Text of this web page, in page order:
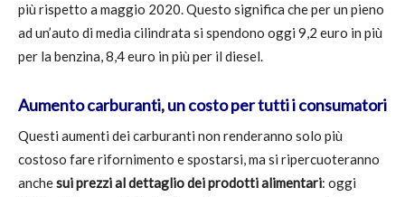
più rispetto a maggio 2020. Questo significa che per un pieno
ad un’auto di media cilindrata si spendono oggi 9,2 euro in più
per la benzina, 8,4 euro in più per il diesel.
Aumento carburanti, un costo per tutti i consumatori
Questi aumenti dei carburanti non renderanno solo più
costoso fare rifornimento e spostarsi, ma si ripercuoteranno
anchesui prezzi al dettaglio dei prodotti alimentari: oggi